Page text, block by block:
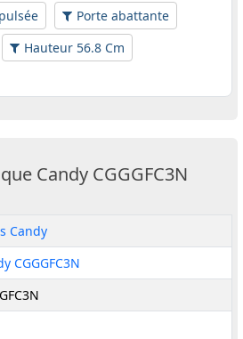
Porte abattante
Hauteur 56.8 Cm
Candy CGGGFC3N
Candy
CGGGFC3N